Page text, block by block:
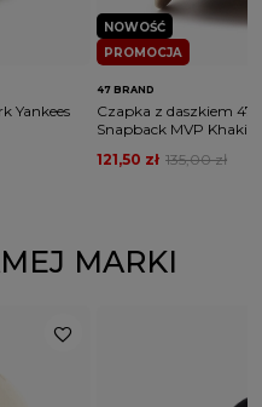
Yankees
PROMOCJA
NOWOŚĆ
47 BRAND
Czapka z daszkiem 47
Snapback MVP Khaki
135,00 zł
121,50 zł
MARKI